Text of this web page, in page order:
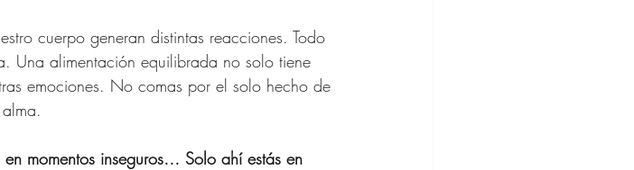
Una alimentación equilibrada no solo tiene
emociones. No comas por el solo hecho de
momentos inseguros… Solo ahí estás en